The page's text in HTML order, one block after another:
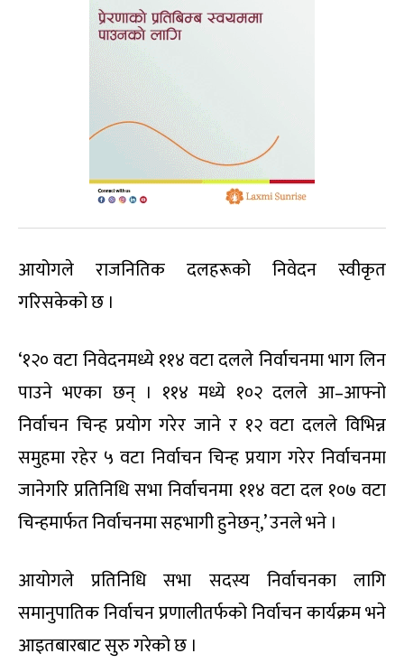
आयोगले राजनितिक दलहरूको निवेदन स्वीकृत
गरिसकेको छ ।
‘१२० वटा निवेदनमध्ये ११४ वटा दलले निर्वाचनमा भाग लिन
पाउने भएका छन् । ११४ मध्ये १०२ दलले आ–आफ्नो
निर्वाचन चिन्ह प्रयोग गरेर जाने र १२ वटा दलले विभिन्न
समुहमा रहेर ५ वटा निर्वाचन चिन्ह प्रयाग गरेर निर्वाचनमा
जानेगरि प्रतिनिधि सभा निर्वाचनमा ११४ वटा दल १०७ वटा
चिन्हमार्फत निर्वाचनमा सहभागी हुनेछन्,’ उनले भने ।
आयोगले प्रतिनिधि सभा सदस्य निर्वाचनका लागि
समानुपातिक निर्वाचन प्रणालीतर्फको निर्वाचन कार्यक्रम भने
आइतबारबाट सुरु गरेको छ ।